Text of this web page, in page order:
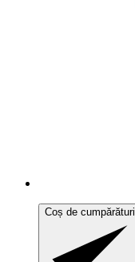
Coș de cumpărături